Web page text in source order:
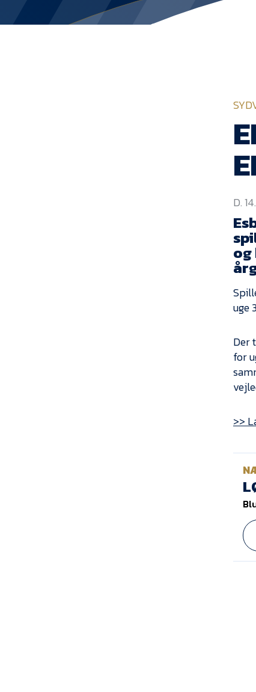
D.
uge
Der
for
>>